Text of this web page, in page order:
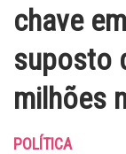
chave
suposto
milhões
POLÍTICA